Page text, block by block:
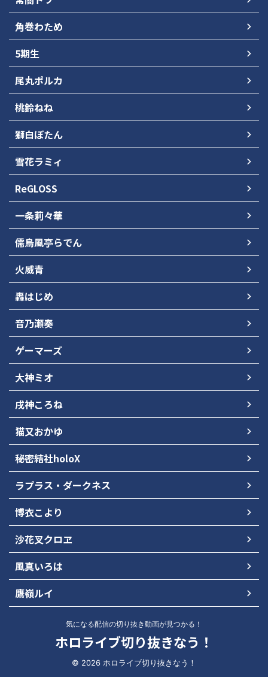
角巻わため
5期生
尾丸ポルカ
桃鈴ねね
獅白ぼたん
雪花ラミィ
ReGLOSS
一条莉々華
儒烏風亭らでん
火威青
轟はじめ
音乃瀬奏
ゲーマーズ
大神ミオ
戌神ころね
猫又おかゆ
秘密結社holoX
ラプラス・ダークネス
博衣こより
沙花叉クロヱ
風真いろは
鷹嶺ルイ
気になる配信の切り抜き動画が見つかる！
ホロライブ切り抜きなう！
© 2026 ホロライブ切り抜きなう！